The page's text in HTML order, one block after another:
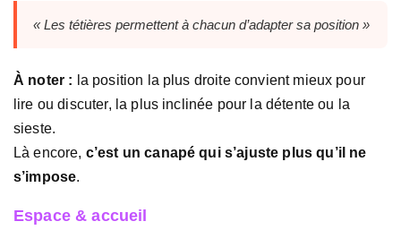
« Les tétières permettent à chacun d’adapter sa position »
À noter : la position la plus droite convient mieux pour
lire ou discuter, la plus inclinée pour la détente ou la
sieste.
Là encore, c’est un canapé qui s’ajuste plus qu’il ne
s’impose.
Espace & accueil